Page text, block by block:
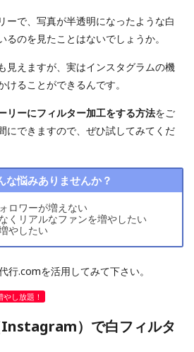
ーで、写真が半透明になったような白
のを見たことはないでしょうか。
見えますが、実はインスタグラムの機
ることができるんです。
リーにフィルター加工をする方法をご
にできますので、ぜひ試してみてくだ
な悩みありませんか？
ロワーが増えない
くリアルなファンを増やしたい
やしたい
行.comを活用してみて下さい。
し放題！
Instagram）で白フィルタ